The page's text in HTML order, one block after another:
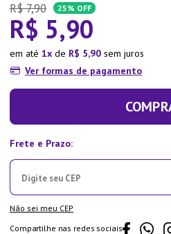
R$ 7,90 25% OFF
R$ 5,90
em até 1 de R$ 5,90 sem juros
Ver formas de pagamento
Não sei meu CEP
Compartilhe nas redes sociais